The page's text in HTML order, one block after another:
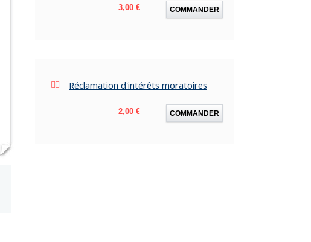
Prix
3,00 € COMMANDER
Réclamation d'intérêts moratoires
Prix
2,00 € COMMANDER